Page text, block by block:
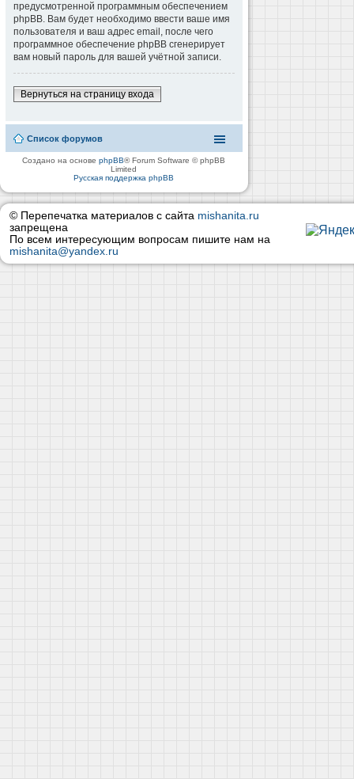
предусмотренной программным обеспечением
phpBB. Вам будет необходимо ввести ваше имя
пользователя и ваш адрес email, после чего
программное обеспечение phpBB сгенерирует
вам новый пароль для вашей учётной записи.
Вернуться на страницу входа
Список форумов
Создано на основеphpBB® Forum Software © phpBB
Limited
Русская поддержка phpBB
© Перепечатка материалов с сайта mishanita.ru
запрещена
По всем интересующим вопросам пишите нам на
mishanita@yandex.ru